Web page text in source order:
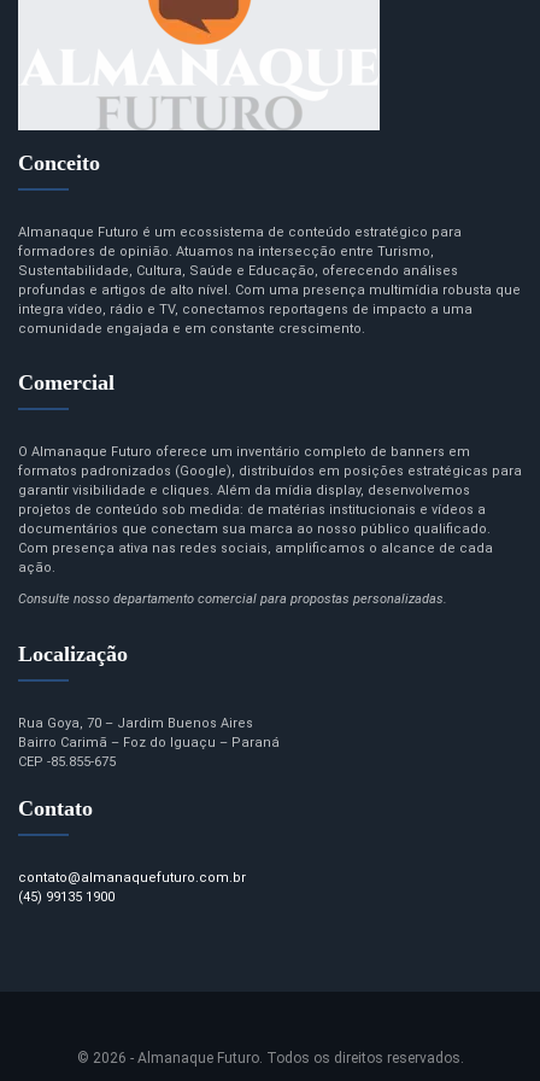
Conceito
Almanaque Futuro é um ecossistema de conteúdo estratégico para
formadores de opinião. Atuamos na intersecção entre Turismo,
Sustentabilidade, Cultura, Saúde e Educação, oferecendo análises
profundas e artigos de alto nível. Com uma presença multimídia robusta que
integra vídeo, rádio e TV, conectamos reportagens de impacto a uma
comunidade engajada e em constante crescimento.
Comercial
O Almanaque Futuro oferece um inventário completo de banners em
formatos padronizados (Google), distribuídos em posições estratégicas para
garantir visibilidade e cliques. Além da mídia display, desenvolvemos
projetos de conteúdo sob medida: de matérias institucionais e vídeos a
documentários que conectam sua marca ao nosso público qualificado.
Com presença ativa nas redes sociais, amplificamos o alcance de cada
ação.
Consulte nosso departamento comercial para propostas personalizadas.
Localização
Rua Goya, 70 – Jardim Buenos Aires
Bairro Carimã – Foz do Iguaçu – Paraná
CEP -85.855-675
Contato
contato@almanaquefuturo.com.br
(45) 99135 1900
© 2026 - Almanaque Futuro. Todos os direitos reservados.